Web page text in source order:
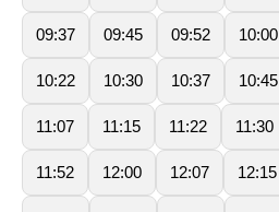
09:37 09:45 09:52 10:00
10:22 10:30 10:37 10:45
11:07 11:15 11:22 11:30
11:52 12:00 12:07 12:15